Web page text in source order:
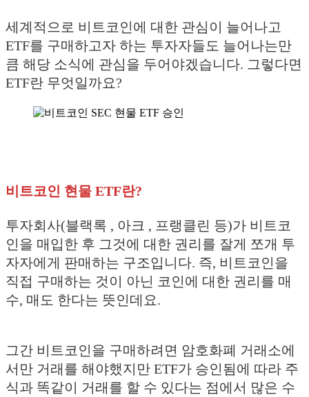
세계적으로 비트코인에 대한 관심이 늘어나고
ETF를 구매하고자 하는 투자자들도 늘어나는만
큼 해당 소식에 관심을 두어야겠습니다. 그렇다면
ETF란 무엇일까요?
비트코인 현물 ETF란?
투자회사(블랙록 , 아크 , 프랭클린 등)가 비트코
인을 매입한 후 그것에 대한 권리를 잘게 쪼개 투
자자에게 판매하는 구조입니다. 즉, 비트코인을
직접 구매하는 것이 아닌 코인에 대한 권리를 매
수, 매도 한다는 뜻인데요.
그간 비트코인을 구매하려면 암호화폐 거래소에
서만 거래를 해야했지만 ETF가 승인됨에 따라 주
식과 똑같이 거래를 할 수 있다는 점에서 많은 수